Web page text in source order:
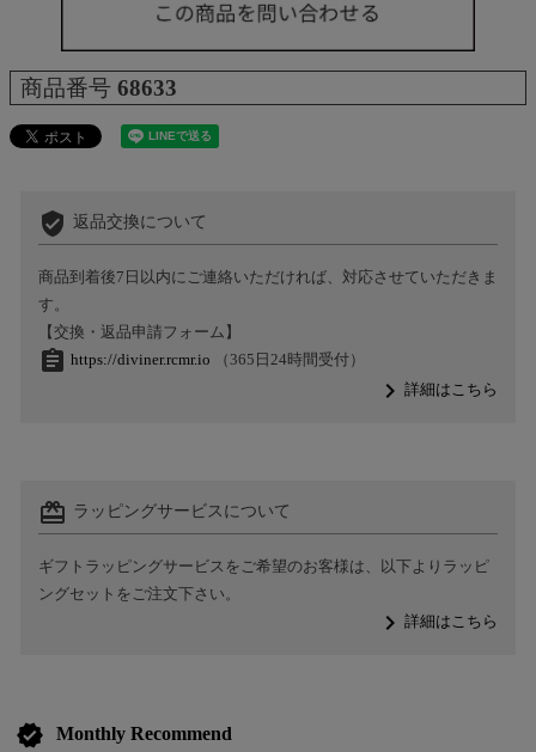
商品番号 68633
verified_user 返品交換について
商品到着後7日以内にご連絡いただければ、対応させていただきま
す。
【交換・返品申請フォーム】
assignment https://diviner.rcmr.io （365日24時間受付）
navigate_next詳細はこちら
card_giftcard ラッピングサービスについて
ギフトラッピングサービスをご希望のお客様は、以下よりラッピ
ングセットをご注文下さい。
navigate_next詳細はこちら
verified Monthly Recommend